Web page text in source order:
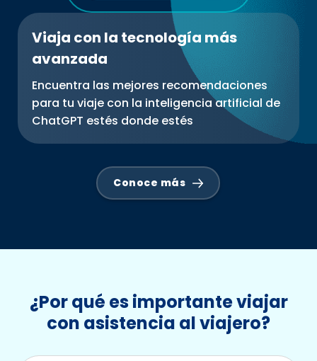
Viaja con la tecnología más
avanzada
Encuentra las mejores recomendaciones
para tu viaje con la inteligencia artificial de
ChatGPT estés donde estés
Conoce más
¿Por qué es importante viajar
con asistencia al viajero?